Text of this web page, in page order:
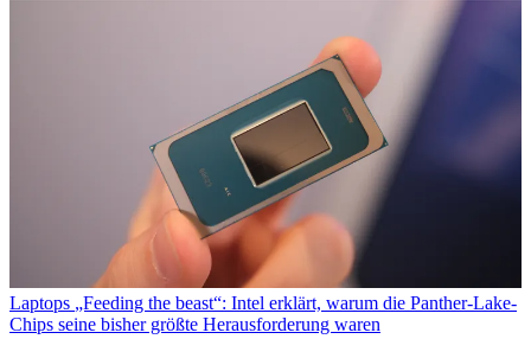
Laptops „Feeding the beast“: Intel erklärt, warum die Panther-Lake-
Chips seine bisher größte Herausforderung waren